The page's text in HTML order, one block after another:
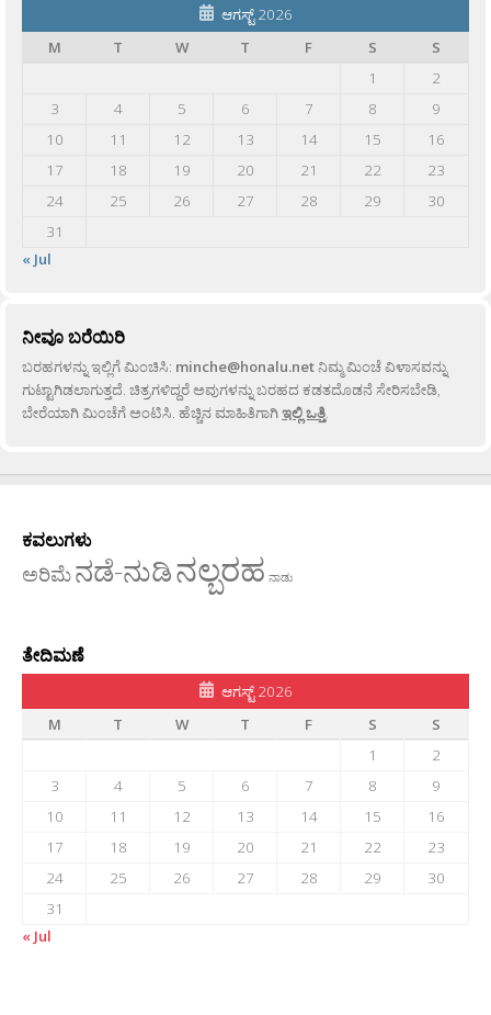
ಆಗಸ್ಟ್ 2026
M
T W T F S
S
1
2
3
4 5 6 7 8
9
10
11 12 13 14 15
16
17
18 19 20 21 22
23
24
25 26 27 28 29
30
31
« Jul
ನೀವೂ ಬರೆಯಿರಿ
ಬರಹಗಳನ್ನು ಇಲ್ಲಿಗೆ ಮಿಂಚಿಸಿ: minche@honalu.netನಿಮ್ಮ ಮಿಂಚೆ ವಿಳಾಸವನ್ನು
ಗುಟ್ಟಾಗಿಡಲಾಗುತ್ತದೆ. ಚಿತ್ರಗಳಿದ್ದರೆ ಅವುಗಳನ್ನು ಬರಹದ ಕಡತದೊಡನೆ ಸೇರಿಸಬೇಡಿ,
ಬೇರೆಯಾಗಿ ಮಿಂಚೆಗೆ ಅಂಟಿಸಿ. ಹೆಚ್ಚಿನ ಮಾಹಿತಿಗಾಗಿಇಲ್ಲಿ ಒತ್ತಿ.
ಕವಲುಗಳು
ಅರಿಮೆನಡೆ-ನುಡಿನಲ್ಬರಹ ನಾಡು
ತೇದಿಮಣೆ
ಆಗಸ್ಟ್ 2026
M
T W T F S
S
1
2
3
4 5 6 7 8
9
10
11 12 13 14 15
16
17
18 19 20 21 22
23
24
25 26 27 28 29
30
31
« Jul